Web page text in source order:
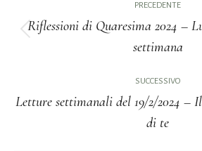
tra
PRECEDENTE
Riflessioni di Quaresima 2024 –
settimana
SUCCESSIVO
Letture settimanali del 19/2/2024 –
di te